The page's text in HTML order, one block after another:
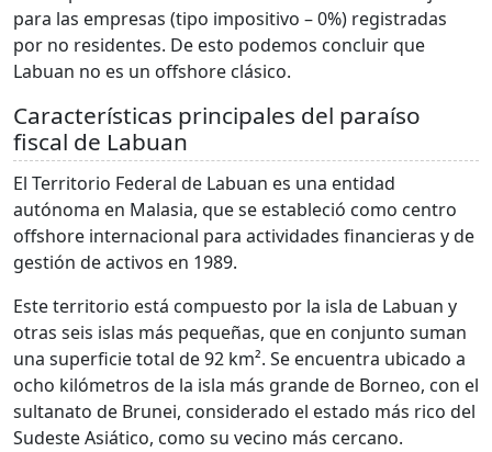
para las empresas (tipo impositivo – 0%) registradas
por no residentes. De esto podemos concluir que
Labuan no es un offshore clásico.
Características principales del paraíso
fiscal de Labuan
El Territorio Federal de Labuan es una entidad
autónoma en Malasia, que se estableció como centro
offshore internacional para actividades financieras y de
gestión de activos en 1989.
Este territorio está compuesto por la isla de Labuan y
otras seis islas más pequeñas, que en conjunto suman
una superficie total de 92 km². Se encuentra ubicado a
ocho kilómetros de la isla más grande de Borneo, con el
sultanato de Brunei, considerado el estado más rico del
Sudeste Asiático, como su vecino más cercano.